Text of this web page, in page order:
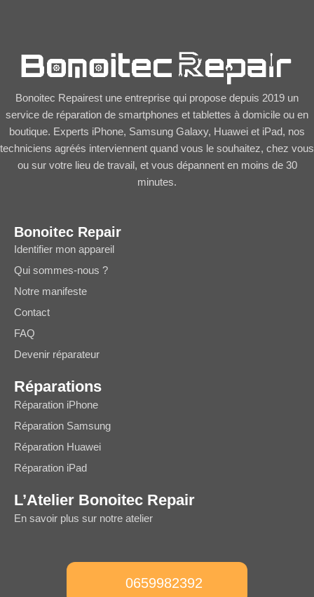
Bonoitec Repairest une entreprise qui propose depuis 2019 un
service de réparation de smartphones et tablettes à domicile ou en
boutique. Experts iPhone, Samsung Galaxy, Huawei et iPad, nos
techniciens agréés interviennent quand vous le souhaitez, chez vous
ou sur votre lieu de travail, et vous dépannent en moins de 30
minutes.
Bonoitec Repair
Identifier mon appareil
Qui sommes-nous ?
Notre manifeste
Contact
FAQ
Devenir réparateur
Réparations
Réparation iPhone
Réparation Samsung
Réparation Huawei
Réparation iPad
L’Atelier Bonoitec Repair
En savoir plus sur notre atelier
0659982392